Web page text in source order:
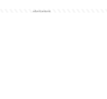
advertisement